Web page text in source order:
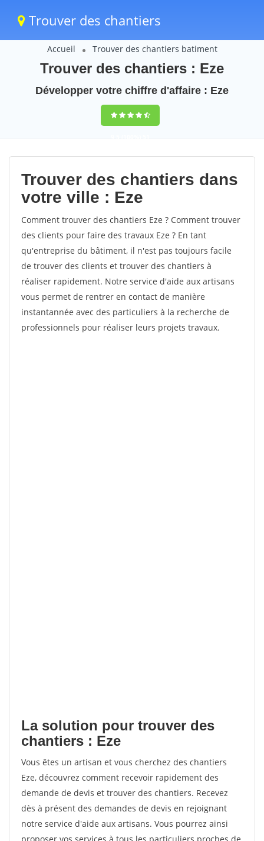
Trouver des chantiers
Accueil Trouver des chantiers batiment
Trouver des chantiers : Eze
Développer votre chiffre d'affaire : Eze
9,5(100%)51
votes
Trouver des chantiers dans
votre ville : Eze
Comment trouver des chantiers Eze ? Comment trouver
des clients pour faire des travaux Eze ? En tant
qu'entreprise du bâtiment, il n'est pas toujours facile
de trouver des clients et trouver des chantiers à
réaliser rapidement. Notre service d'aide aux artisans
vous permet de rentrer en contact de manière
instantannée avec des particuliers à la recherche de
professionnels pour réaliser leurs projets travaux.
La solution pour trouver des
chantiers : Eze
Vous êtes un artisan et vous cherchez des chantiers
Eze, découvrez comment recevoir rapidement des
demande de devis et trouver des chantiers. Recevez
dès à présent des demandes de devis en rejoignant
notre service d'aide aux artisans. Vous pourrez ainsi